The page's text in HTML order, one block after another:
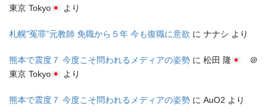
東京 Tokyo
より
札幌”冤罪”元教師 免職から５年 今も復職に意欲 に ナナシ より
熊本で震度７ 今度こそ問われるメディアの姿勢 に 松田 隆
＠
東京 Tokyo
より
熊本で震度７ 今度こそ問われるメディアの姿勢 に AuO2 より